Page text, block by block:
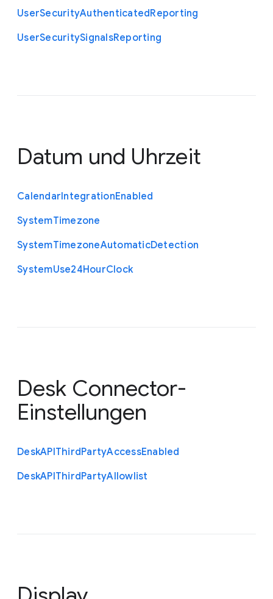
UserSecurityAuthenticatedReporting
UserSecuritySignalsReporting
Datum und Uhrzeit
CalendarIntegrationEnabled
SystemTimezone
SystemTimezoneAutomaticDetection
SystemUse24HourClock
Desk Connector-
Einstellungen
DeskAPIThirdPartyAccessEnabled
DeskAPIThirdPartyAllowlist